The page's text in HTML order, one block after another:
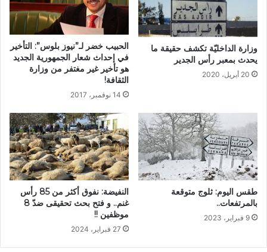
وزارة الداخليّة تكشف حقيقة ما
يحدث بمعبر رأس الجدير
20 أبريل، 2020
الحبيب خضر لـ”نيوز بلوس”: التأخير
في إحداث شعار الجمهورية الجديد
هو تأخير غير مغتفر من وزارة
الثقافة!
14 نوفمبر، 2017
طقس اليوم: ثلوج متوقعة
بالمرتفعات..
9 فبراير، 2023
النفيضة: نفوق أكثر من 85 رأس
غنم.. و فتح بحث تحقيقى ضدّ 8
موظفين !!
27 فبراير، 2024